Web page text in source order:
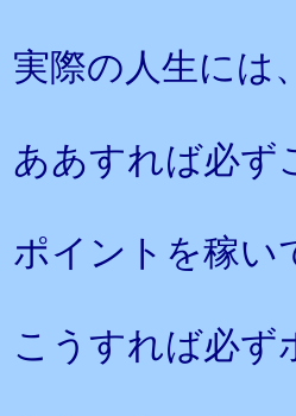
実際の人生には
ああすれば必ず
ポイントを稼い
こうすれば必ず